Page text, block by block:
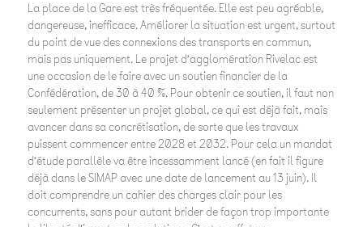
La place de la Gare est très fréquentée. Elle est peu agréable,
dangereuse, inefficace. Améliorer la situation est urgent, surtout
du point de vue des connexions des transports en commun,
mais pas uniquement. Le projet d’agglomération Rivelac est
une occasion de le faire avec un soutien financier de la
Confédération, de 30 à 40 %. Pour obtenir ce soutien, il faut non
seulement présenter un projet global, ce qui est déjà fait, mais
avancer dans sa concrétisation, de sorte que les travaux
puissent commencer entre 2028 et 2032. Pour cela un mandat
d’étude parallèle va être incessamment lancé (en fait il figure
déjà dans le SIMAP avec une date de lancement au 13 juin). Il
doit comprendre un cahier des charges clair pour les
concurrents, sans pour autant brider de façon trop importante